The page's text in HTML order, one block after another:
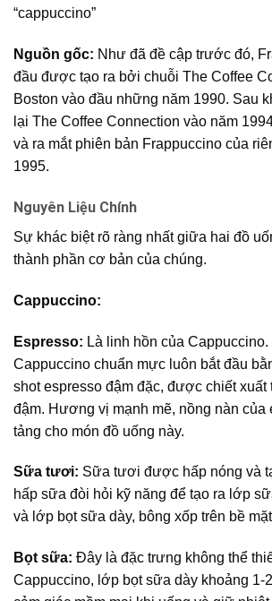
“cappuccino”
Nguồn gốc: Như đã đề cập trước đó,
đầu được tạo ra bởi chuỗi The Coffee
Boston vào đầu những năm 1990. Sau
lại The Coffee Connection vào năm
và ra mắt phiên bản Frappuccino của
1995.
Nguyên Liệu Chính
Sự khác biệt rõ ràng nhất giữa hai đồ
thành phần cơ bản của chúng.
Cappuccino:
Espresso: Là linh hồn của Cappuccino.
Cappuccino chuẩn mực luôn bắt đầu
shot espresso đậm đặc, được chiết xuất
đậm. Hương vị mạnh mẽ, nồng nàn của
tảng cho món đồ uống này.
Sữa tươi: Sữa tươi được hấp nóng và
hấp sữa đòi hỏi kỹ năng để tạo ra lớp
và lớp bọt sữa dày, bông xốp trên bề
Bọt sữa: Đây là đặc trưng không thể
Cappuccino, lớp bọt sữa dày khoảng 1-